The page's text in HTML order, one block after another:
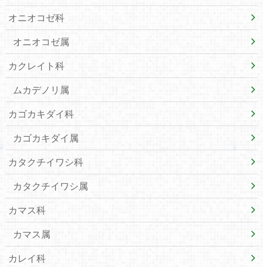
オニオコゼ科
オニオコゼ属
カクレイト科
ムカデノリ属
カゴカキダイ科
カゴカキダイ属
カタクチイワシ科
カタクチイワシ属
カマス科
カマス属
カレイ科